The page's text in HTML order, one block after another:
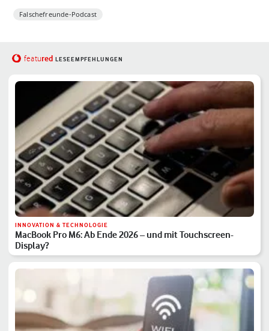
Falschefreunde-Podcast
featured LESEEMPFEHLUNGEN
INNOVATION & TECHNOLOGIE
MacBook Pro M6: Ab Ende 2026 – und mit Touchscreen-
Display?